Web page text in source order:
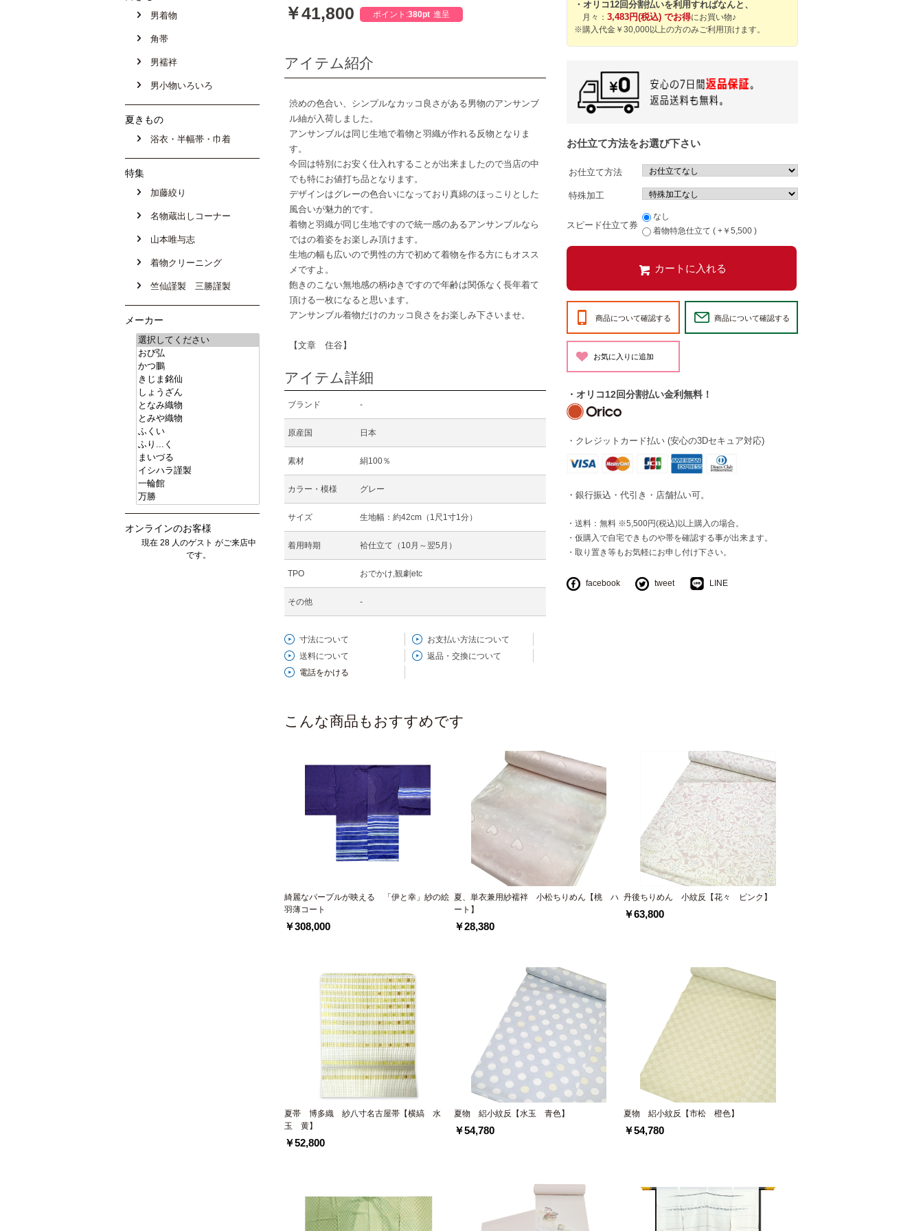
男着物
角帯
男襦袢
男小物いろいろ
夏きもの
浴衣・半幅帯・巾着
特集
加藤絞り
名物蔵出しコーナー
山本唯与志
着物クリーニング
竺仙謹製 三勝謹製
メーカー
オンラインのお客様
現在 28 人のゲスト がご来店中
です。
￥41,800 ポイント:380pt 進呈
アイテム紹介
渋めの色合い、シンプルなカッコ良さがある男物のアンサンブ
ル紬が入荷しました。
アンサンブルは同じ生地で着物と羽織が作れる反物となりま
す。
今回は特別にお安く仕入れすることが出来ましたので当店の中
でも特にお値打ち品となります。
デザインはグレーの色合いになっており真綿のほっこりとした
風合いが魅力的です。
着物と羽織が同じ生地ですので統一感のあるアンサンブルなら
ではの着姿をお楽しみ頂けます。
生地の幅も広いので男性の方で初めて着物を作る方にもオスス
メですよ。
飽きのこない無地感の柄ゆきですので年齢は関係なく長年着て
頂ける一枚になると思います。
アンサンブル着物だけのカッコ良さをお楽しみ下さいませ。
【文章 住谷】
アイテム詳細
ブランド -
原産国 日本
素材 絹100％
カラー・模様 グレー
サイズ 生地幅：約42cm（1尺1寸1分）
着用時期 袷仕立て（10月～翌5月）
TPO おでかけ,観劇etc
その他 -
寸法について
お支払い方法について
送料について
返品・交換について
電話をかける
・オリコ12回分割払いを利用すればなんと、
月々：3,483円(税込) でお得にお買い物♪
※購入代金￥30,000以上の方のみご利用頂けます。
お仕立て方法をお選び下さい
お仕立て方法
特殊加工
スピード仕立て券
なし
着物特急仕立て ( +￥5,500 )
商品について確認する 商品について確認する
・オリコ12回分割払い金利無料！
・クレジットカード払い (安心の3Dセキュア対応)
・銀行振込・代引き・店舗払い可。
・送料：無料 ※5,500円(税込)以上購入の場合。
・仮購入で自宅できものや帯を確認する事が出来ます。
・取り置き等もお気軽にお申し付け下さい。
facebook tweet LINE
こんな商品もおすすめです
綺麗なパープルが映える 「伊と幸」紗の絵
羽薄コート
￥308,000
夏、単衣兼用紗襦袢 小松ちりめん【桃 ハ
ート】
￥28,380
丹後ちりめん 小紋反【花々 ピンク】
￥63,800
夏帯 博多織 紗八寸名古屋帯【横縞 水
玉 黄】
￥52,800
夏物 絽小紋反【水玉 青色】
￥54,780
夏物 絽小紋反【市松 橙色】
￥54,780